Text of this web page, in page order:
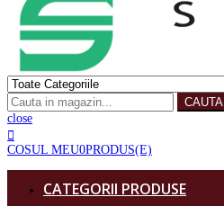
CAUTA
close
COSUL MEU0PRODUS(E)
CATEGORII PRODUSE